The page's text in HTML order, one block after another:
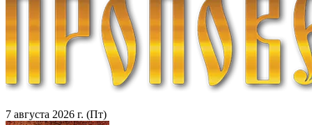
7 августа 2026 г. (Пт)